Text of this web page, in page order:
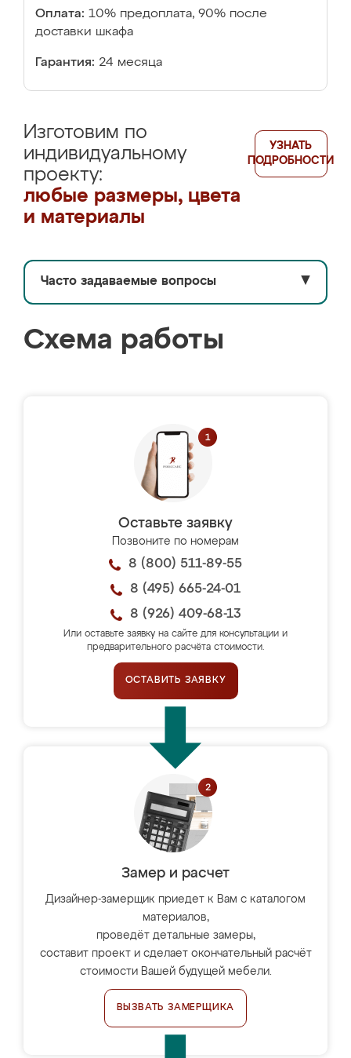
Оплата: 10% предоплата, 90% после
доставки шкафа
Гарантия: 24 месяца
Изготовим по
индивидуальному
проекту:
любые размеры, цвета
и материалы
УЗНАТЬ
ПОДРОБНОСТИ
Часто задаваемые вопросы ▼
Схема работы
Оставьте заявку
Позвоните по номерам
8 (800) 511-89-55
8 (495) 665-24-01
8 (926) 409-68-13
Или оставьте заявку на сайте для консультации и
предварительного расчёта стоимости.
ОСТАВИТЬ ЗАЯВКУ
Замер и расчет
Дизайнер-замерщик приедет к Вам с каталогом
материалов,
проведёт детальные замеры,
составит проект и сделает окончательный расчёт
стоимости Вашей будущей мебели.
ВЫЗВАТЬ ЗАМЕРЩИКА